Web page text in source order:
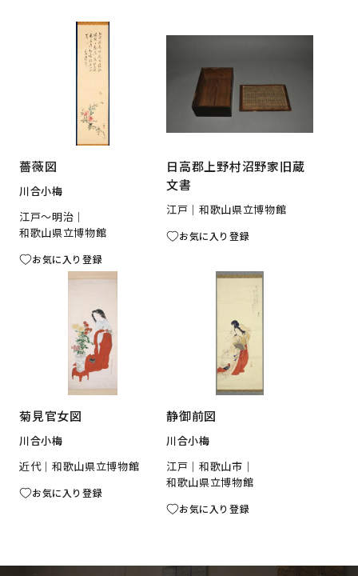
薔薇図
川合小梅
江戸〜明治
和歌山県立博物館
お気に入り登録
日高郡上野村沼野家旧蔵
文書
江戸 和歌山県立博物館
お気に入り登録
菊見官女図
川合小梅
近代
和歌山県立博物館
お気に入り登録
静御前図
川合小梅
江戸
和歌山市
和歌山県立博物館
お気に入り登録